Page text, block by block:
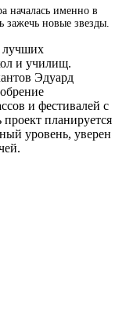
началась именно в
новые звезды.
лучших
и училищ.
Эдуард
и фестивалей с
планируется
уровень, уверен